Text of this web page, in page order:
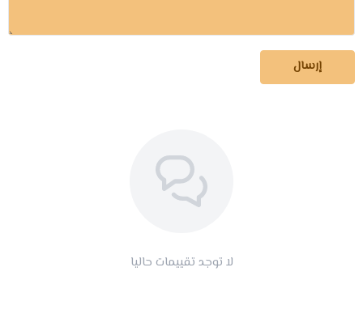
إرسال
لا توجد تقييمات حاليا